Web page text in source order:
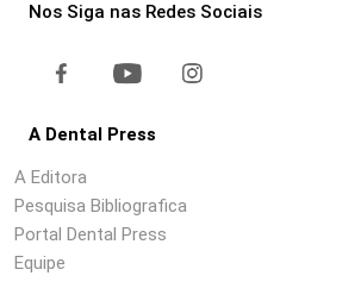
Nos Siga nas Redes Sociais
A Dental Press
A Editora
Pesquisa Bibliografica
Portal Dental Press
Equipe